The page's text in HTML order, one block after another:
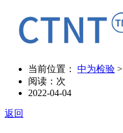
当前位置： 中为检验 >
阅读： 次
2022-04-04
返回